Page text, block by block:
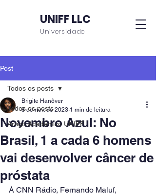
UNIFF LLC
Universidade
Post
Todos os posts
Artigo Acadêmico UNIFF
Todos os posts
Novembro Azul: No
Brasil, 1 a cada 6 homens
vai desenvolver câncer de
próstata
Brigite Hanôver
8 de nov. de 2023 1 min de leitura
À CNN Rádio, Fernando Maluf,